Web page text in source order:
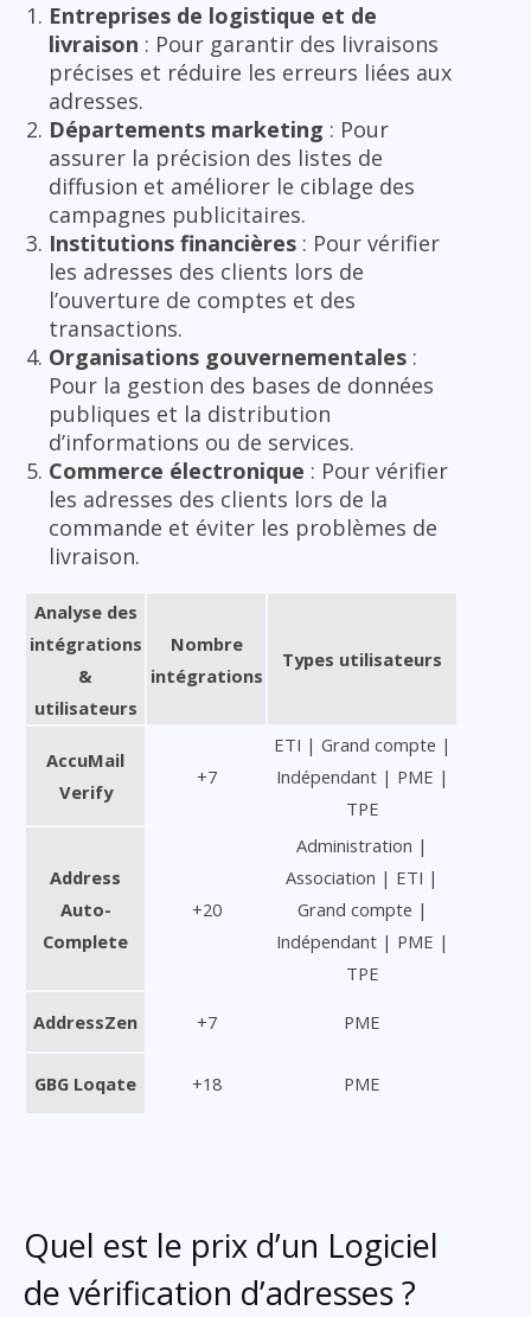
Entreprises de logistique et de
livraison : Pour garantir des livraisons
précises et réduire les erreurs liées aux
adresses.
Départements marketing : Pour
assurer la précision des listes de
diffusion et améliorer le ciblage des
campagnes publicitaires.
Institutions financières : Pour vérifier
les adresses des clients lors de
l’ouverture de comptes et des
transactions.
Organisations gouvernementales :
Pour la gestion des bases de données
publiques et la distribution
d’informations ou de services.
Commerce électronique : Pour vérifier
les adresses des clients lors de la
commande et éviter les problèmes de
livraison.
Analyse des
intégrations
&
utilisateurs
Nombre
intégrations
Types utilisateurs
AccuMail
Verify
+7
ETI | Grand compte |
Indépendant | PME |
TPE
Address
Auto-
Complete
+20
Administration |
Association | ETI |
Grand compte |
Indépendant | PME |
TPE
AddressZen +7 PME
GBG Loqate +18 PME
Quel est le prix d’un Logiciel
de vérification d’adresses ?